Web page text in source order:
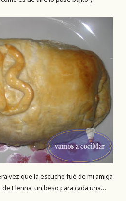
vez que la escuché fué de mi amiga
Elenna, un beso para cada una…